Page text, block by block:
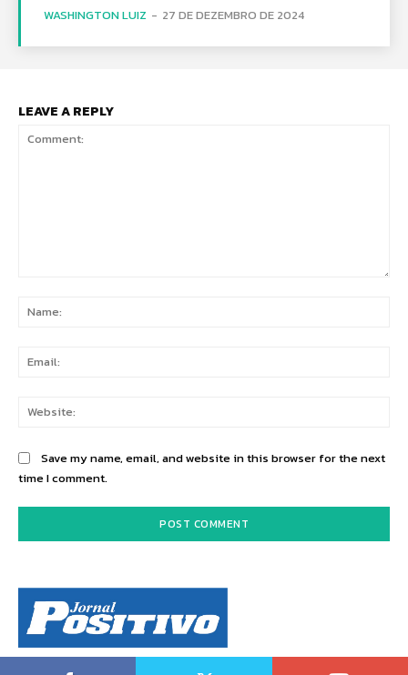
WASHINGTON LUIZ - 27 DE DEZEMBRO DE 2024
LEAVE A REPLY
Save my name, email, and website in this browser for the next
time I comment.